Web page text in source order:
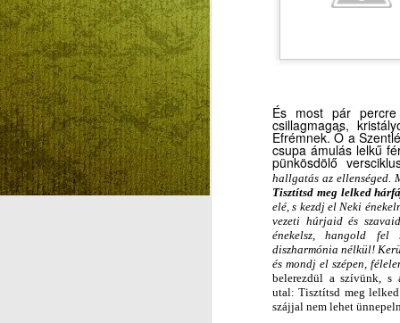
És most pár
csillagmagas,
Efrémnek. Ő a
csupa ámulás lelkű
pünkösdölő
hallgatás az ellenséged.
Tisztítsd meg lelked
elé, s kezdj el Neki
vezeti húrjaid és
énekelsz, hangold fel
diszharmónia nélkül!
és mondj el szépen,
belerezdül a szívünk, s
utal: Tisztítsd meg
szájjal nem lehet
ELLENESSÉG AZ
FÁJDALMÁVAL
KVARCOLATOK,
TÖPRENGÉSEK
REFORMÁTUSKÉNT
KRASZNAHORKAI OLVASÁSA
KÖZBEN (1.)
METAFIZIKA ELLENESSÉG AZ
ISTEN-HIÁNY FÁJDALMÁVAL
Sokan sokféleképpen vélekednek
a legújabb magyar irodalmi Nobel-
dijasról, Krasznahorkai Lászlóról.